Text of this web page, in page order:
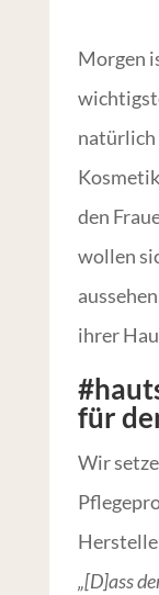
Morgen
natürlich
den
wollen
ihrer
für
Wir
„[D]ass